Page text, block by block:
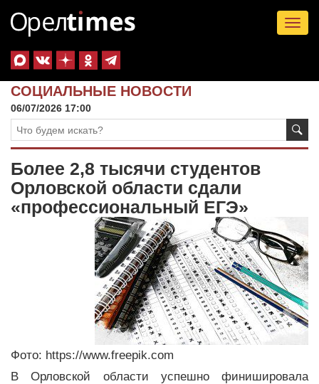
СОЦИАЛЬНЫЕ НОВОСТИ
06/07/2026 17:00
Более 2,8 тысячи студентов
Орловской области сдали
«профессиональный ЕГЭ»
Фото: https://www.freepik.com
В Орловской области успешно финишировала